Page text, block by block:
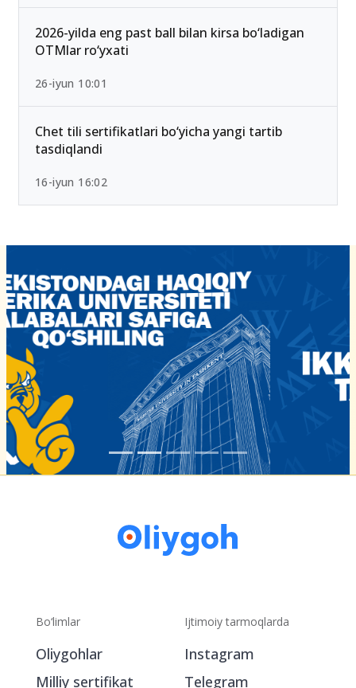
2026-yilda eng past ball bilan kirsa bo‘ladigan
OTMlar ro‘yxati
26-iyun 10:01
Chet tili sertifikatlari bo‘yicha yangi tartib
tasdiqlandi
16-iyun 16:02
Bo‘limlar
Oliygohlar
Milliy sertifikat
Ijtimoiy tarmoqlarda
Instagram
Telegram